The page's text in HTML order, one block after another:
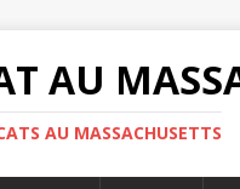
AU
AU MASSACHUSETTS